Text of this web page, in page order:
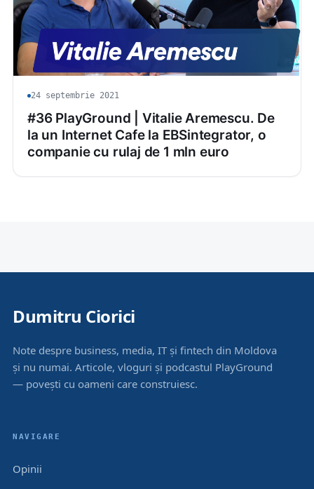
24 septembrie 2021
#36 PlayGround | Vitalie Aremescu. De
la un Internet Cafe la EBSintegrator, o
companie cu rulaj de 1 mln euro
Dumitru Ciorici
Note despre business, media, IT și fintech din Moldova
și nu numai. Articole, vloguri și podcastul PlayGround
— povești cu oameni care construiesc.
NAVIGARE
Opinii